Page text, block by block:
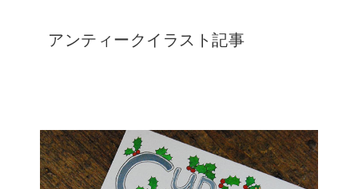
アンティークイラスト記事